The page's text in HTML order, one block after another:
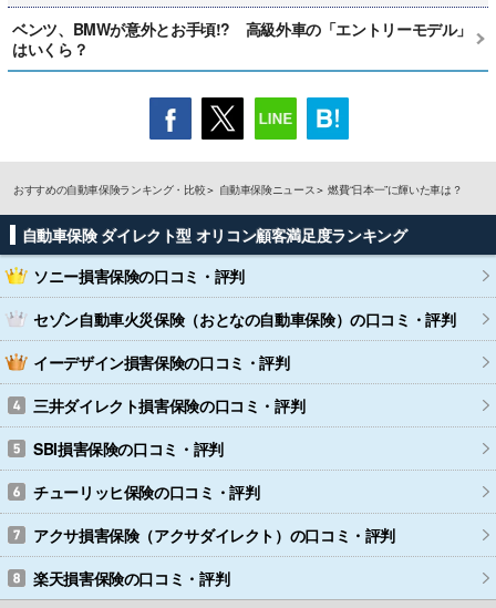
ベンツ、BMWが意外とお手頃!? 高級外車の「エントリーモデル」
はいくら？
おすすめの自動車保険ランキング・比較 自動車保険ニュース 燃費“日本一”に輝いた車は？
自動車保険 ダイレクト型 オリコン顧客満足度ランキング
ソニー損害保険の口コミ・評判
セゾン自動車火災保険（おとなの自動車保険）の口コミ・評判
イーデザイン損害保険の口コミ・評判
三井ダイレクト損害保険の口コミ・評判
SBI損害保険の口コミ・評判
チューリッヒ保険の口コミ・評判
アクサ損害保険（アクサダイレクト） の口コミ・評判
楽天損害保険の口コミ・評判